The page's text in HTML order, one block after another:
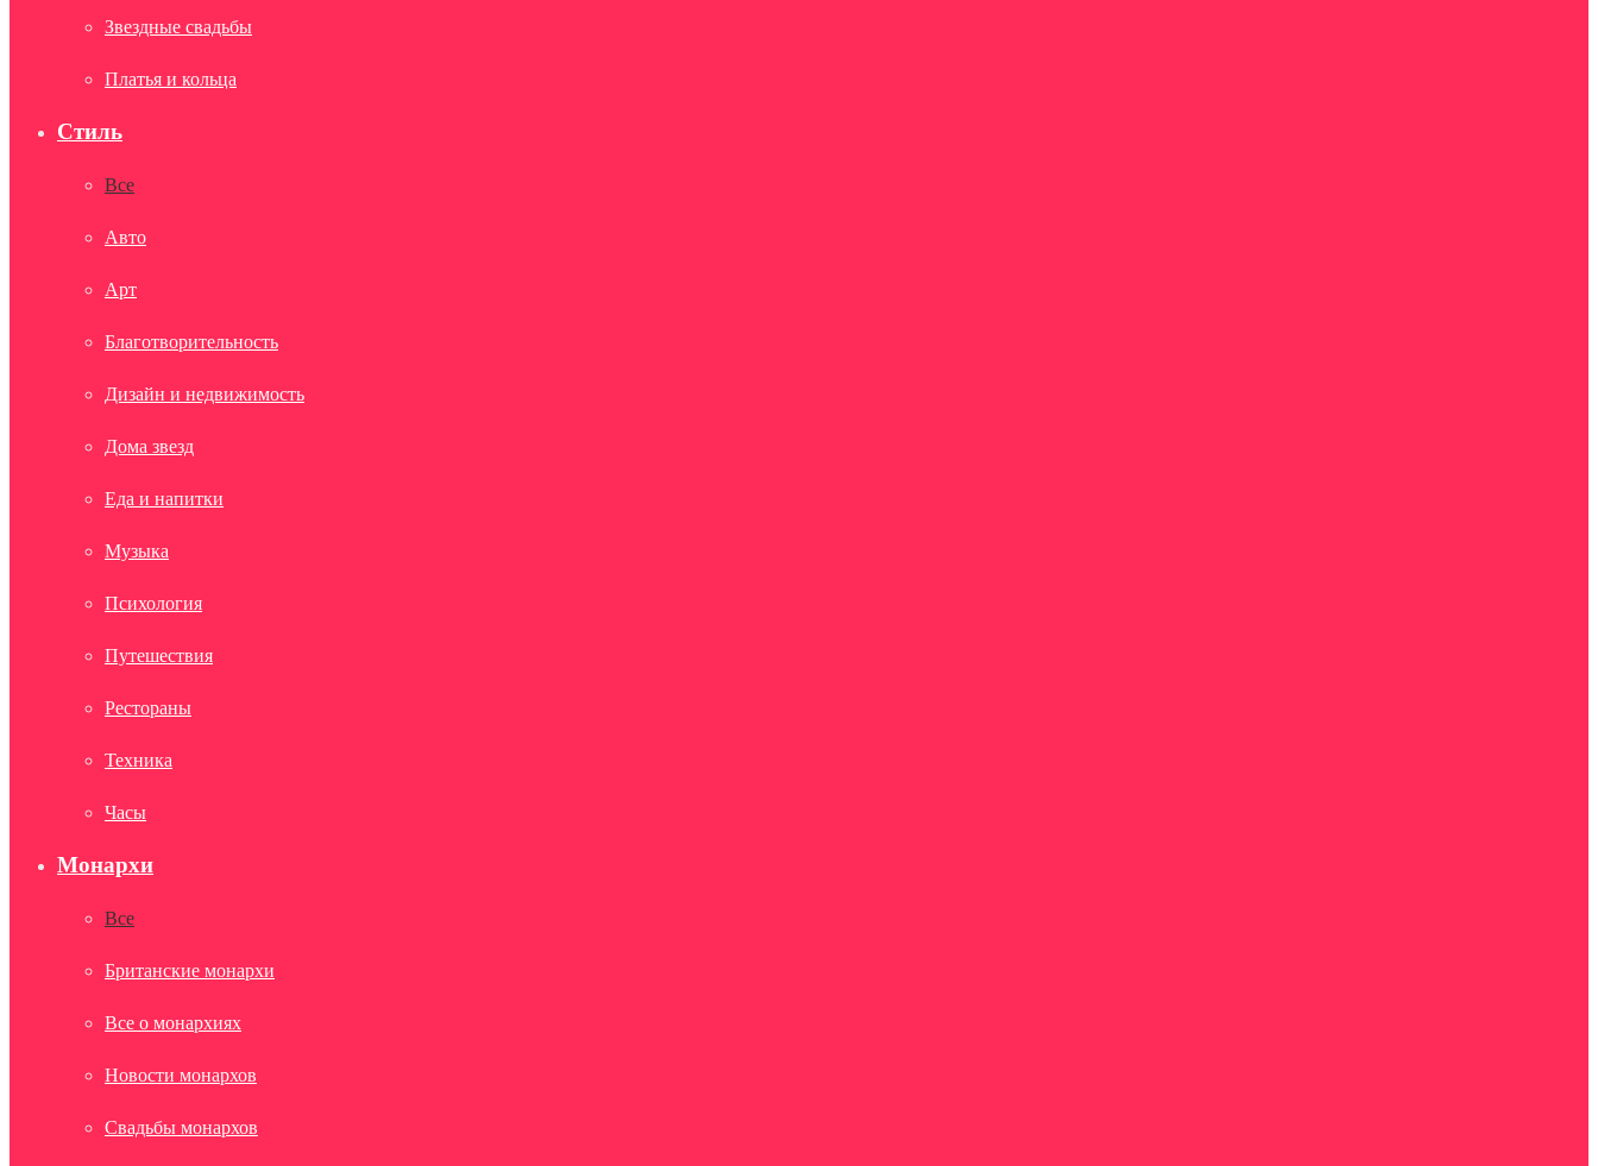
Звездные свадьбы
Платья и кольца
Стиль
Все
Авто
Арт
Благотворительность
Дизайн и недвижимость
Дома звезд
Еда и напитки
Музыка
Психология
Путешествия
Рестораны
Техника
Часы
Монархи
Все
Британские монархи
Все о монархиях
Новости монархов
Свадьбы монархов